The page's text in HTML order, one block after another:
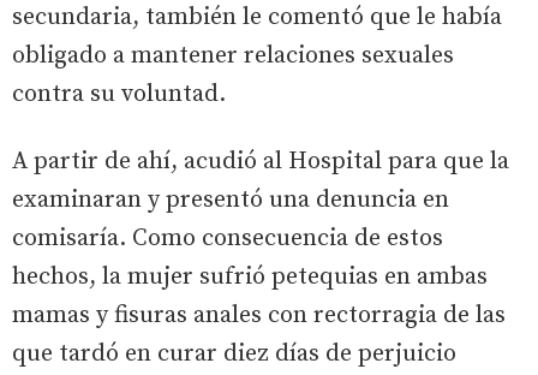
secundaria, también le comentó que le había
obligado a mantener relaciones sexuales
contra su voluntad.
A partir de ahí, acudió al Hospital para que la
examinaran y presentó una denuncia en
comisaría. Como consecuencia de estos
hechos, la mujer sufrió petequias en ambas
mamas y fisuras anales con rectorragia de las
que tardó en curar diez días de perjuicio